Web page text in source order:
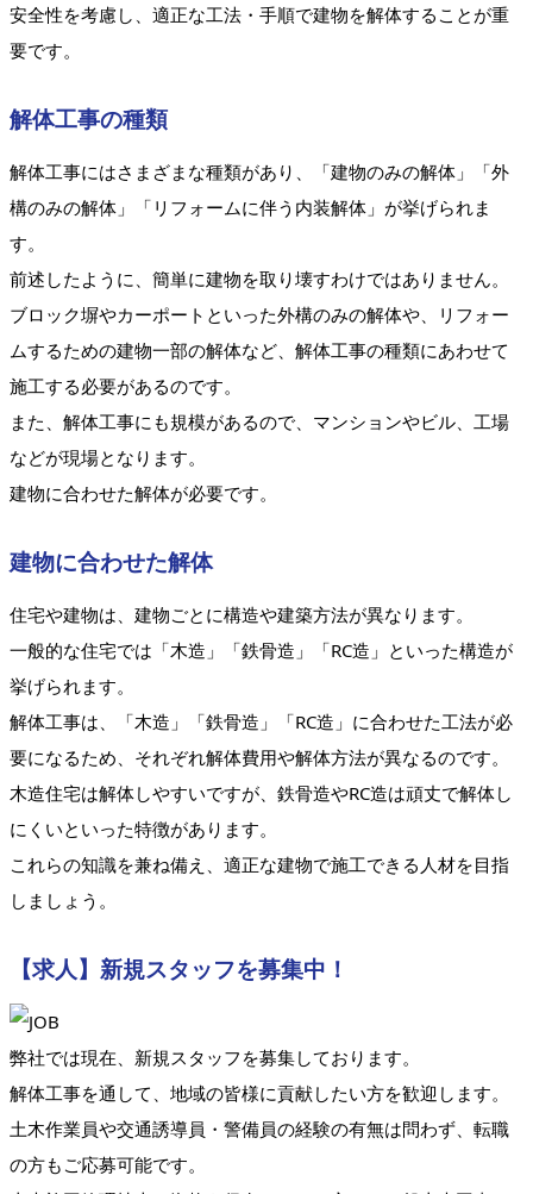
安全性を考慮し、適正な工法・手順で建物を解体することが重
要です。
解体工事の種類
解体工事にはさまざまな種類があり、「建物のみの解体」「外
構のみの解体」「リフォームに伴う内装解体」が挙げられま
す。
前述したように、簡単に建物を取り壊すわけではありません。
ブロック塀やカーポートといった外構のみの解体や、リフォー
ムするための建物一部の解体など、解体工事の種類にあわせて
施工する必要があるのです。
また、解体工事にも規模があるので、マンションやビル、工場
などが現場となります。
建物に合わせた解体が必要です。
建物に合わせた解体
住宅や建物は、建物ごとに構造や建築方法が異なります。
一般的な住宅では「木造」「鉄骨造」「RC造」といった構造が
挙げられます。
解体工事は、「木造」「鉄骨造」「RC造」に合わせた工法が必
要になるため、それぞれ解体費用や解体方法が異なるのです。
木造住宅は解体しやすいですが、鉄骨造やRC造は頑丈で解体し
にくいといった特徴があります。
これらの知識を兼ね備え、適正な建物で施工できる人材を目指
しましょう。
【求人】新規スタッフを募集中！
弊社では現在、新規スタッフを募集しております。
解体工事を通して、地域の皆様に貢献したい方を歓迎します。
土木作業員や交通誘導員・警備員の経験の有無は問わず、転職
の方もご応募可能です。